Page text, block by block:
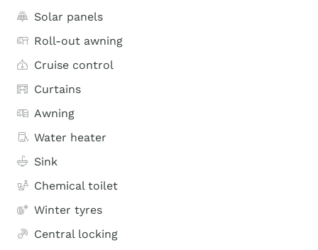
Solar panels
Roll-out awning
Cruise control
Curtains
Awning
Water heater
Sink
Chemical toilet
Winter tyres
Central locking